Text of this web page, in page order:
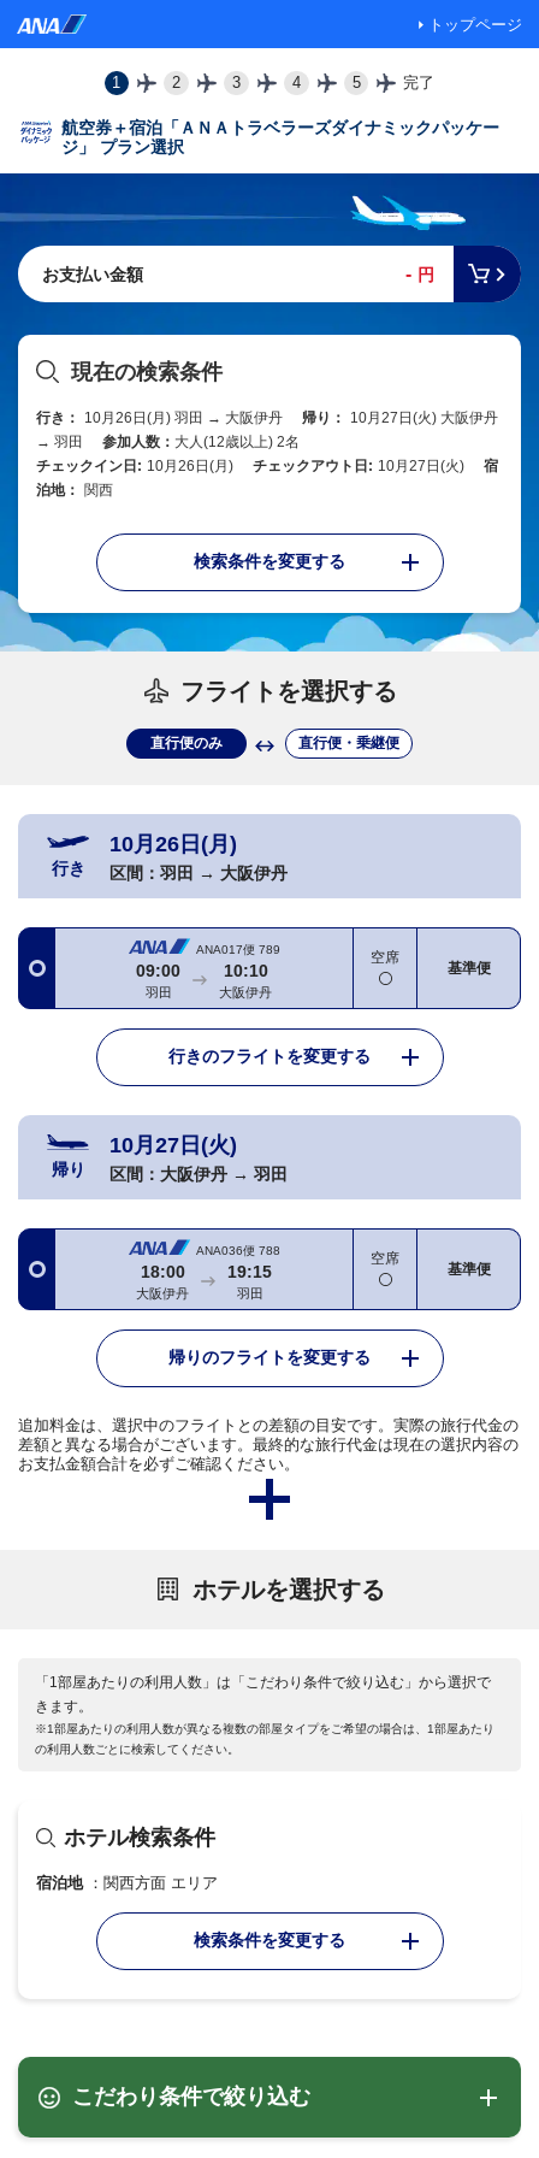
トップページ
1 2 3 4 5 完了
航空券＋宿泊「ＡＮＡトラベラーズダイナミックパッケー
ジ」 プラン選択
お支払い金額 - 円
現在の検索条件
行き： 10月26日(月) 羽田 → 大阪伊丹 帰り：
10月27日(火) 大阪伊丹
→ 羽田
参加人数： 大人(12歳以上) 2名
チェックイン日: 10月26日(月) チェックアウト日: 10月27日(火)
宿
泊地：
関西
検索条件を変更する
フライトを選択する
直行便のみ 直行便・乗継便
行き
10月26日(月)
区間： 羽田 → 大阪伊丹
ANA017便 789
09:00
羽田
10:10
大阪伊丹
空席
基準便
行きのフライトを変更する
帰り
10月27日(火)
区間： 大阪伊丹 → 羽田
ANA036便 788
18:00
大阪伊丹
19:15
羽田
空席
基準便
帰りのフライトを変更する
追加料金は、選択中のフライトとの差額の目安です。実際の旅行代金の
差額と異なる場合がございます。最終的な旅行代金は現在の選択内容の
お支払金額合計を必ずご確認ください。
ホテルを選択する
「1部屋あたりの利用人数」は「こだわり条件で絞り込む」から選択で
きます。
※1部屋あたりの利用人数が異なる複数の部屋タイプをご希望の場合は、1部屋あたり
の利用人数ごとに検索してください。
ホテル検索条件
宿泊地 関西方面 エリア
検索条件を変更する
こだわり条件で絞り込む